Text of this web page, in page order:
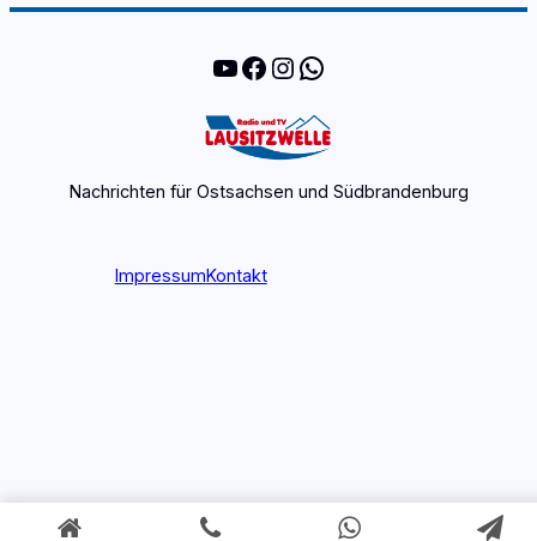
YouTube
Facebook
Instagram
WhatsApp
Nachrichten für Ostsachsen und Südbrandenburg
ImpressumKontakt